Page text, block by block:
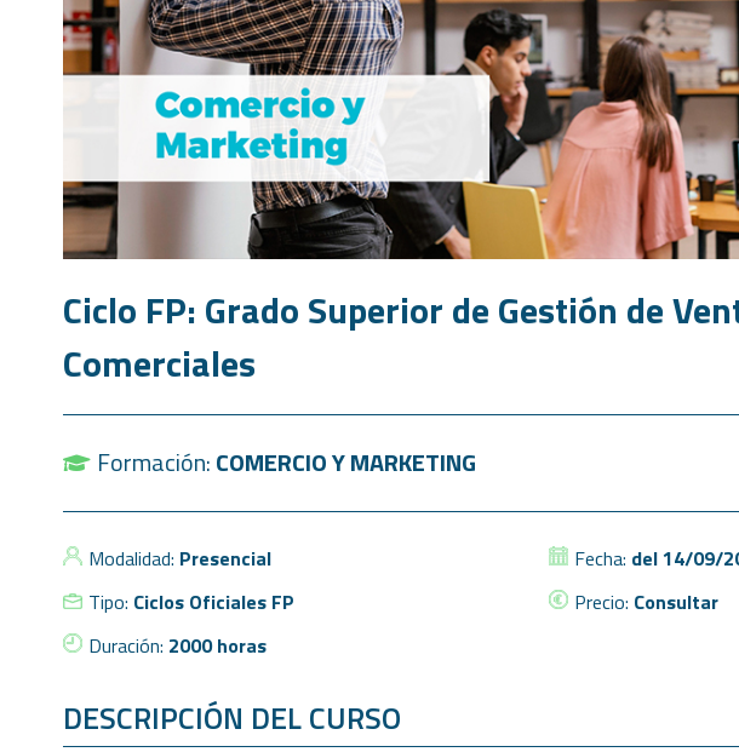
Ciclo FP: Grado Superior de Gestión de
Comerciales
Formación:COMERCIO Y MARKETING
Modalidad: Presencial
Tipo: Ciclos Oficiales FP
Duración: 2000 horas
Fecha: del 14/09/
Precio: Consultar
DESCRIPCIÓN DEL CURSO
CURSO POTENCIA TU ESTRATEGIA DE
CONTENIDO EN REDES SOCIALES PARA TU
NEGOCIO